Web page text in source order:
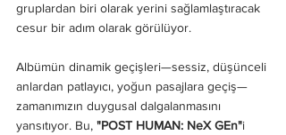
gruplardan biri olarak yerini sağlamlaştıracak
cesur bir adım olarak görülüyor.
Albümün dinamik geçişleri—sessiz, düşünceli
anlardan patlayıcı, yoğun pasajlara geçiş—
zamanımızın duygusal dalgalanmasını
yansıtıyor. Bu, "POST HUMAN: NeX GEn"i